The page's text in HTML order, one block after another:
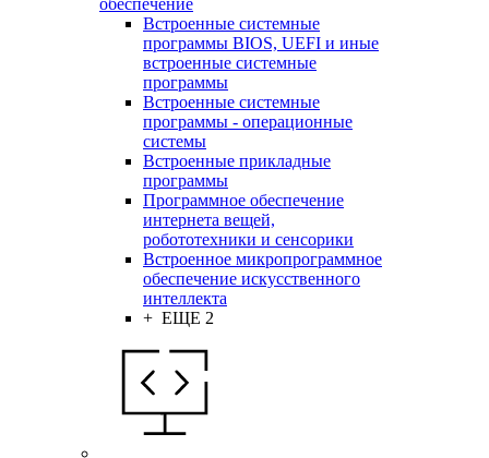
обеспечение
Встроенные системные
программы BIOS, UEFI и иные
встроенные системные
программы
Встроенные системные
программы - операционные
системы
Встроенные прикладные
программы
Программное обеспечение
интернета вещей,
робототехники и сенсорики
Встроенное микропрограммное
обеспечение искусственного
интеллекта
+ ЕЩЕ 2